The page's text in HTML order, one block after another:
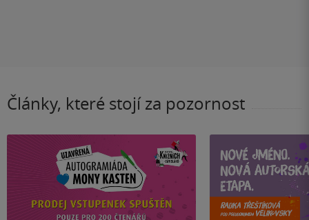
Články, které stojí za pozornost